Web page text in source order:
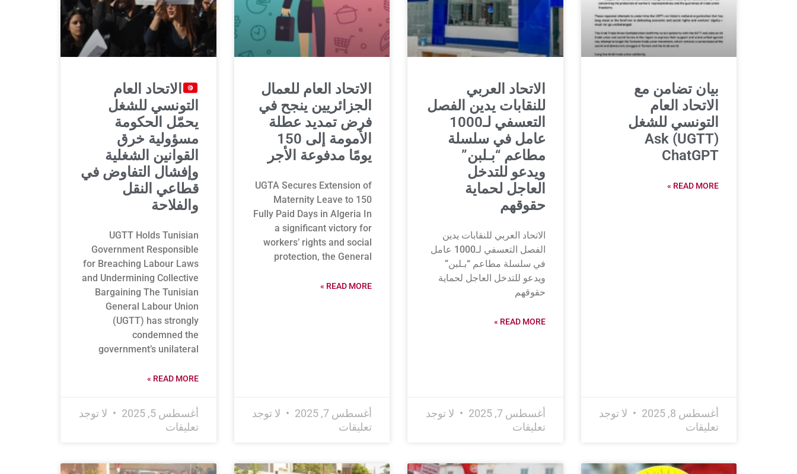
بيان تضامن مع
الاتحاد العام
التونسي للشغل
(UGTT) Ask
ChatGPT
READ MORE »
أغسطس 8, 2025
لا توجد
تعليقات
الاتحاد العربي
للنقابات يدين الفصل
التعسفي لـ1000
عامل في سلسلة
مطاعم “بـلبن”
ويدعو للتدخل
العاجل لحماية
حقوقهم
الاتحاد العربي للنقابات يدين
الفصل التعسفي لـ1000 عامل
في سلسلة مطاعم “بـلبن”
ويدعو للتدخل العاجل لحماية
حقوقهم
READ MORE »
أغسطس 7, 2025
لا توجد
تعليقات
الاتحاد العام للعمال
الجزائريين ينجح في
فرض تمديد عطلة
الأمومة إلى 150
يومًا مدفوعة الأجر
UGTA Secures Extension of
Maternity Leave to 150
Fully Paid Days in Algeria In
a significant victory for
workers’ rights and social
protection, the General
READ MORE »
أغسطس 7, 2025
لا توجد
تعليقات
الاتحاد العام
التونسي للشغل
يحمّل الحكومة
مسؤولية خرق
القوانين الشغلية
وإفشال التفاوض في
قطاعي النقل
والفلاحة
UGTT Holds Tunisian
Government Responsible
for Breaching Labour Laws
and Undermining Collective
Bargaining The Tunisian
General Labour Union
(UGTT) has strongly
condemned the
government’s unilateral
READ MORE »
أغسطس 5, 2025
لا توجد
تعليقات